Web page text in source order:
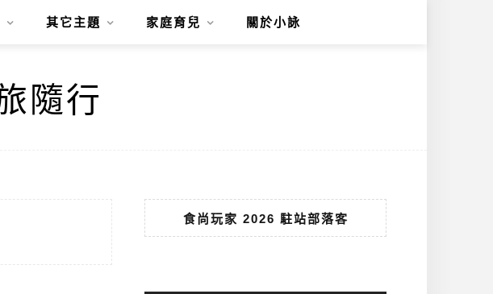
其它主題 家庭育兒 關於小詠
食尚玩家 2026 駐站部落客